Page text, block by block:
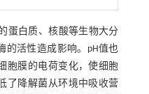
蛋白质、核酸等生物大分
的活性造成影响。pH值也
胞膜的电荷变化，使细胞
了降解菌从环境中吸收营